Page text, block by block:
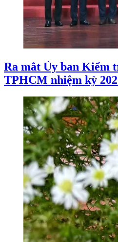
Ra mắt Ủy ban Kiểm
TPHCM nhiệm kỳ